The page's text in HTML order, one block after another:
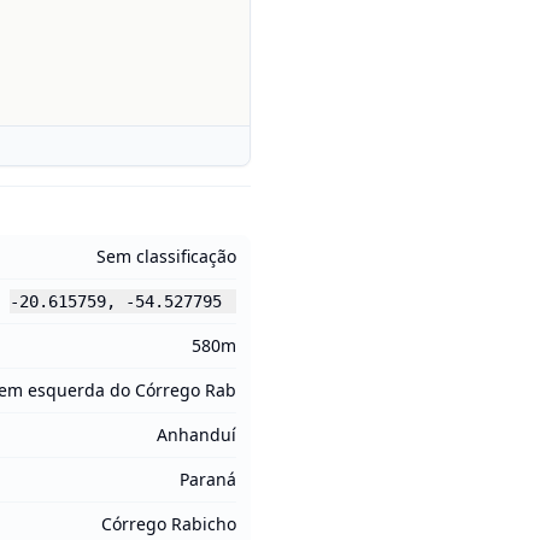
Sem classificação
-20.615759, -54.527795
580m
esquerda do Córrego Rab
Anhanduí
Paraná
Córrego Rabicho